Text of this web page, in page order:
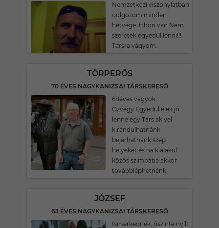
Nemzetközi viszonylatban
dolgozóm,minden
hétvége itthon van.Nem
szeretek egyedül lenni!!!
Társra vágyom.
TÖRPERŐS
70 ÉVES NAGYKANIZSAI TÁRSKERESŐ
68éves vagyok.
Özvegy.Egyedül élek jó
lenne egy Társ akivel
kirándulhatnánk
bejárhatnánk szép
helyeket és ha kialakul
közös szimpátia akkor
továbbléphetnénk!
JÓZSEF
63 ÉVES NAGYKANIZSAI TÁRSKERESŐ
Ismerkednék, őszinte nyílt